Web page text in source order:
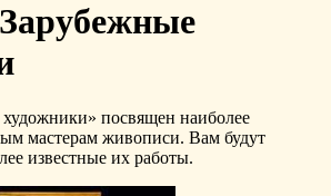
Зарубежные
посвящен наиболее
мастерам живописи. Вам будут
известные их работы.